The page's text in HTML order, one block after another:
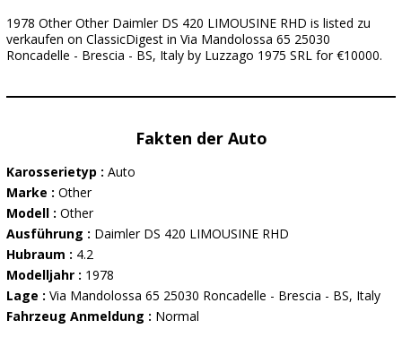
1978 Other Other Daimler DS 420 LIMOUSINE RHD is listed zu
verkaufen on ClassicDigest in Via Mandolossa 65 25030
Roncadelle - Brescia - BS, Italy by Luzzago 1975 SRL for €10000.
Fakten der Auto
Karosserietyp : Auto
Marke : Other
Modell : Other
Ausführung : Daimler DS 420 LIMOUSINE RHD
Hubraum : 4.2
Modelljahr : 1978
Lage : Via Mandolossa 65 25030 Roncadelle - Brescia - BS, Italy
Fahrzeug Anmeldung : Normal